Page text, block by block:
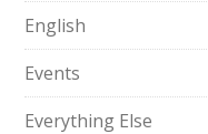
English
Events
Everything Else